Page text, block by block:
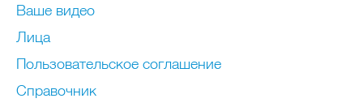
Ваше видео
Лица
Пользовательское соглашение
Справочник